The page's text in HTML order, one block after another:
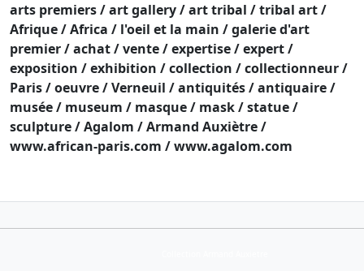
arts premiers / art gallery / art tribal / tribal art /
Afrique / Africa / l'oeil et la main / galerie d'art
premier / achat / vente / expertise / expert /
exposition / exhibition / collection / collectionneur /
Paris / oeuvre / Verneuil / antiquités / antiquaire /
musée / museum / masque / mask / statue /
sculpture / Agalom / Armand Auxiètre /
www.african-paris.com / www.agalom.com